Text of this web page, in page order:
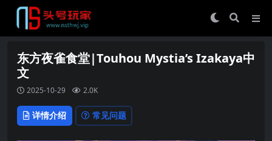
东方夜雀食堂|Touhou Mystia’s Izakaya中
文
2025-10-29 2.0K
详情介绍 常见问题